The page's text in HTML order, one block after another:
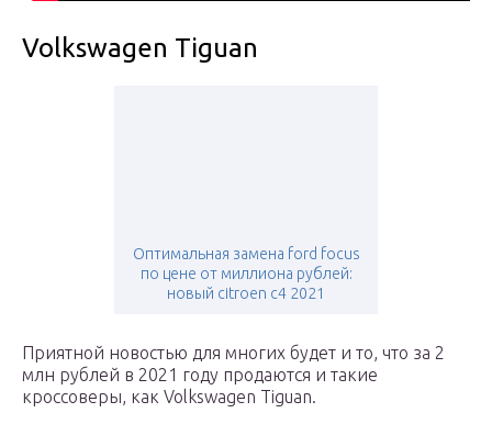
Volkswagen Tiguan
Оптимальная замена ford focus
по цене от миллиона рублей:
новый citroen c4 2021
Приятной новостью для многих будет и то, что за 2
млн рублей в 2021 году продаются и такие
кроссоверы, как Volkswagen Tiguan.